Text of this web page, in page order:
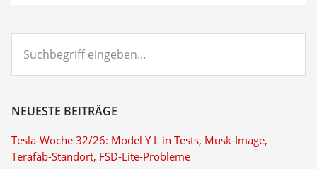
eingeben...
NEUESTE BEITRÄGE
Tesla-Woche 32/26: Model Y L in Tests, Musk-Image,
Terafab-Standort, FSD-Lite-Probleme